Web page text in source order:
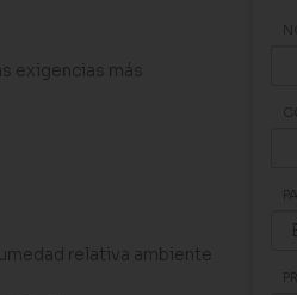
exigencias más
relativa ambiente